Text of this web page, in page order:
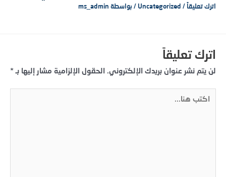
اترك تعليقاً /
Uncategorized / بواسطة ms_admin
اترك تعليقاً
لن يتم نشر عنوان بريدك الإلكتروني. الحقول الإلزامية مشار إليها بـ *